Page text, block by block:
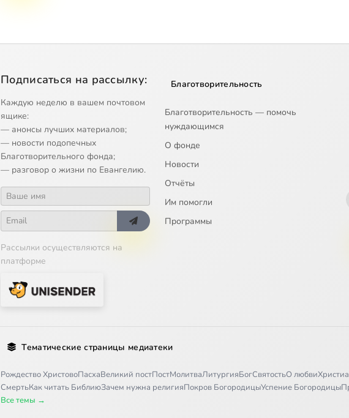
Подписаться на рассылку:
Каждую неделю в вашем почтовом
ящике:
— анонсы лучших материалов;
— новости подопечных
Благотворительного фонда;
— разговор о жизни по Евангелию.
Рассылки осуществляются на
платформе
Благотворительность
Благотворительность — помочь
нуждающимся
О фонде
Новости
Отчёты
Им помогли
Программы
Тематические страницы медиатеки
Рождество ХристовоПасхаВеликий постПостМолитваЛитургияБогСвятостьО любви
СмертьКак читать БиблиюЗачем нужна религияПокров БогородицыУспение Богородицы
Все темы →